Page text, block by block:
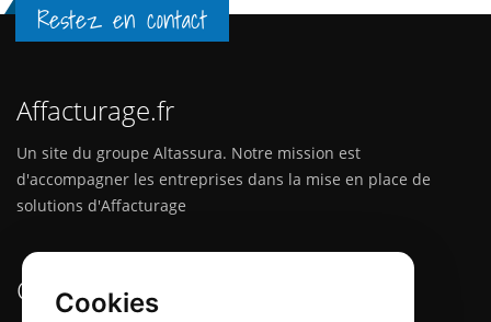
Cookies
Restez en contact
Affacturage.fr
Un site du groupe Altassura. Notre mission est
d'accompagner les entreprises dans la mise en place de
solutions d'Affacturage
Contactez-nous